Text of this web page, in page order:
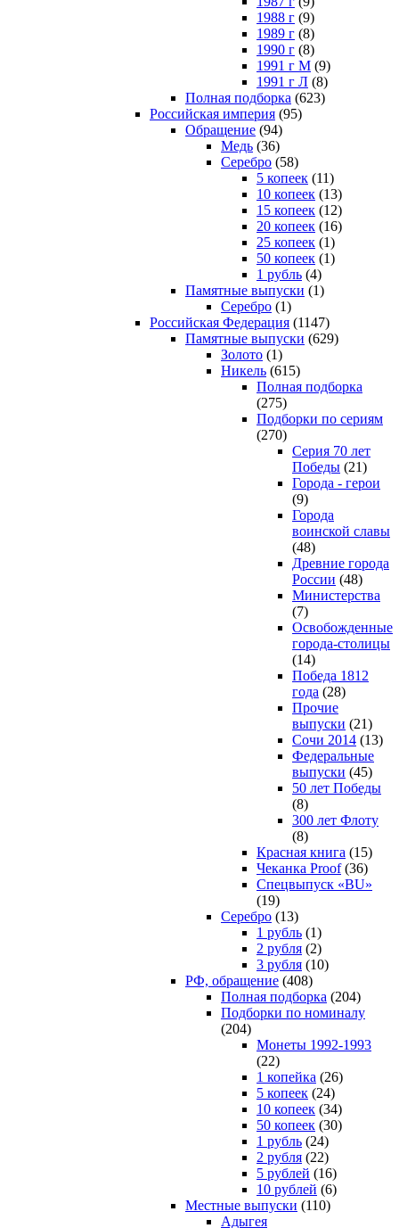
1988 г (9)
1989 г (8)
1990 г (8)
1991 г М (9)
1991 г Л (8)
Полная подборка (623)
Российская империя (95)
Обращение (94)
Медь (36)
Серебро (58)
5 копеек (11)
10 копеек (13)
15 копеек (12)
20 копеек (16)
25 копеек (1)
50 копеек (1)
1 рубль (4)
Памятные выпуски (1)
Серебро (1)
Российская Федерация (1147)
Памятные выпуски (629)
Золото (1)
Никель (615)
Полная подборка
(275)
Подборки по сериям
(270)
Серия 70 лет
Победы (21)
Города - герои
(9)
Города
воинской славы
(48)
Древние города
России (48)
Министерства
(7)
Освобожденные
города-столицы
(14)
Победа 1812
года (28)
Прочие
выпуски (21)
Сочи 2014 (13)
Федеральные
выпуски (45)
50 лет Победы
(8)
300 лет Флоту
(8)
Красная книга (15)
Чеканка Proof(36)
Спецвыпуск «BU»
(19)
Серебро (13)
1 рубль (1)
2 рубля (2)
3 рубля (10)
РФ, обращение (408)
Полная подборка (204)
Подборки по номиналу
(204)
Монеты 1992-1993
(22)
1 копейка (26)
5 копеек (24)
10 копеек (34)
50 копеек (30)
1 рубль (24)
2 рубля (22)
5 рублей (16)
10 рублей (6)
Местные выпуски (110)
Адыгея